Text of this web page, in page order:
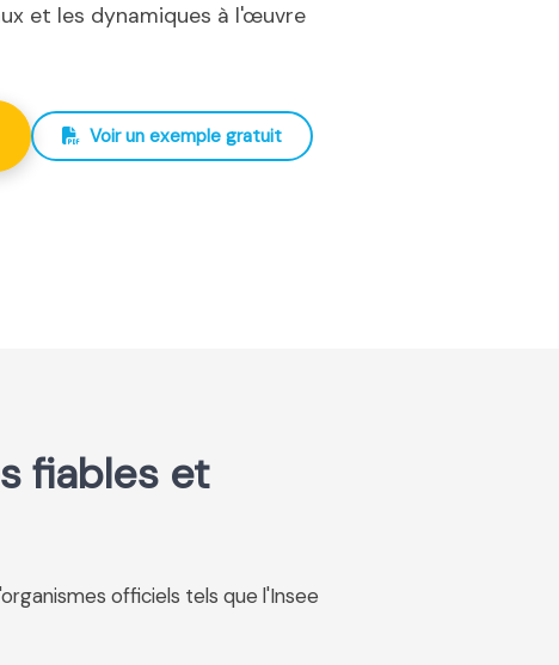
et les dynamiques à l'œuvre
Voir un exemple gratuit
fiables et
officiels tels que l'Insee